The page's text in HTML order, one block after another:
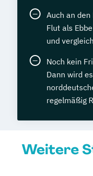
Auch an
Flut als
und
Noch kein
Dann wird
regelmäßig
Weitere